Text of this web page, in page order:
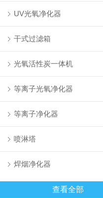
UV光氧净化器
干式过滤箱
光氧活性炭一体机
等离子光氧净化器
等离子净化器
喷淋塔
焊烟净化器
查看全部